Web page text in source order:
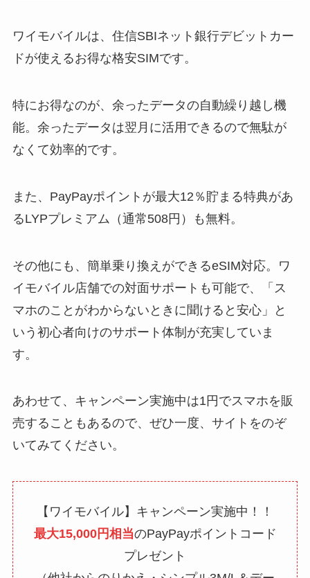
ワイモバイルは、住信SBIネット銀行デビットカー
ドが使えるお得な格安SIMです。
特にお得なのが、余ったデータの自動繰り越し機
能。余ったデータは翌月に活用できるので無駄が
なくて効率的です。
また、PayPayポイントが最大12％貯まる特典があ
るLYPプレミアム（通常508円）も無料。
その他にも、簡単乗り換えができるeSIM対応。ワ
イモバイル店舗での対面サポートも可能で、「ス
マホのことがわからないときに聞けると安心」と
いう初心者向けのサポート体制が充実していま
す。
あわせて、キャンペーン実施中は1円でスマホを販
売することもあるので、ぜひ一度、サイトをのぞ
いてみてください。
【ワイモバイル】キャンペーン実施中！！
最大15,000円相当のPayPayポイントコード
プレゼント